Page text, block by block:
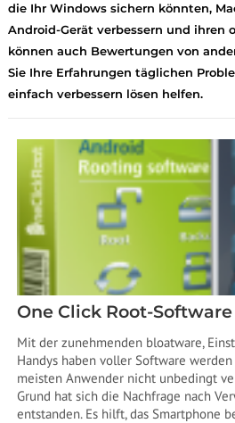
die Ihr Windows sichern könnten,
Android-Gerät verbessern und ihren
können auch Bewertungen von
Sie Ihre Erfahrungen täglichen
einfach verbessern lösen helfen.
One Click Root-
Mit der zunehmenden bloatware,
Handys haben voller Software
meisten Anwender nicht unbedingt
Grund hat sich die Nachfrage nach
entstanden. Es hilft, das Smartphone